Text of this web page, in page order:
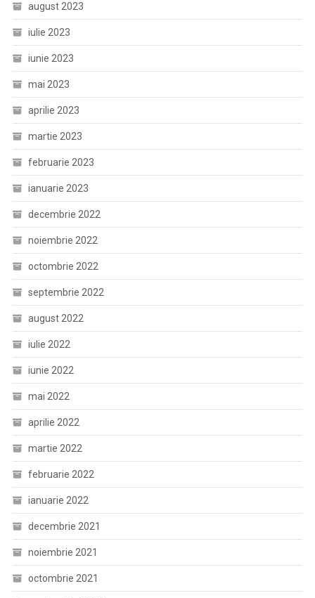
august 2023
iulie 2023
iunie 2023
mai 2023
aprilie 2023
martie 2023
februarie 2023
ianuarie 2023
decembrie 2022
noiembrie 2022
octombrie 2022
septembrie 2022
august 2022
iulie 2022
iunie 2022
mai 2022
aprilie 2022
martie 2022
februarie 2022
ianuarie 2022
decembrie 2021
noiembrie 2021
octombrie 2021